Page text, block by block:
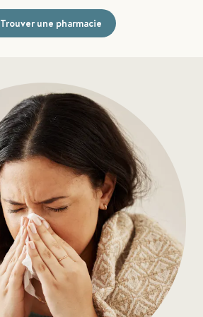
Trouver une pharmacie